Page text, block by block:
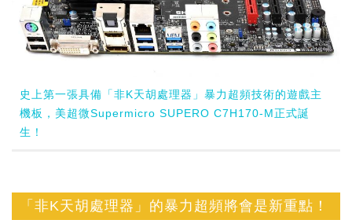
史上第一張具備「非K天胡處理器」暴力超頻技術的遊戲主
機板，美超微Supermicro SUPERO C7H170-M正式誕
生！
「非K天胡處理器」的暴力超頻將會是新重點！